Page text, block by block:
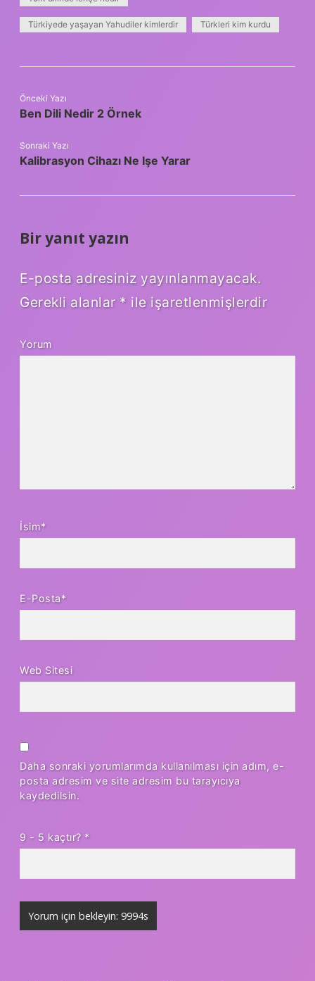
Türkiyede yaşayan Yahudiler kimlerdir Türkleri kim kurdu
Önceki Yazı
Ben Dili Nedir 2 Örnek
Sonraki Yazı
Kalibrasyon Cihazı Ne Işe Yarar
Bir yanıt yazın
E-posta adresiniz yayınlanmayacak.
Gerekli alanlar * ile işaretlenmişlerdir
Yorum
İsim*
E-Posta*
Web Sitesi
Daha sonraki yorumlarımda kullanılması için adım, e-
posta adresim ve site adresim bu tarayıcıya
kaydedilsin.
9 - 5 kaçtır? *